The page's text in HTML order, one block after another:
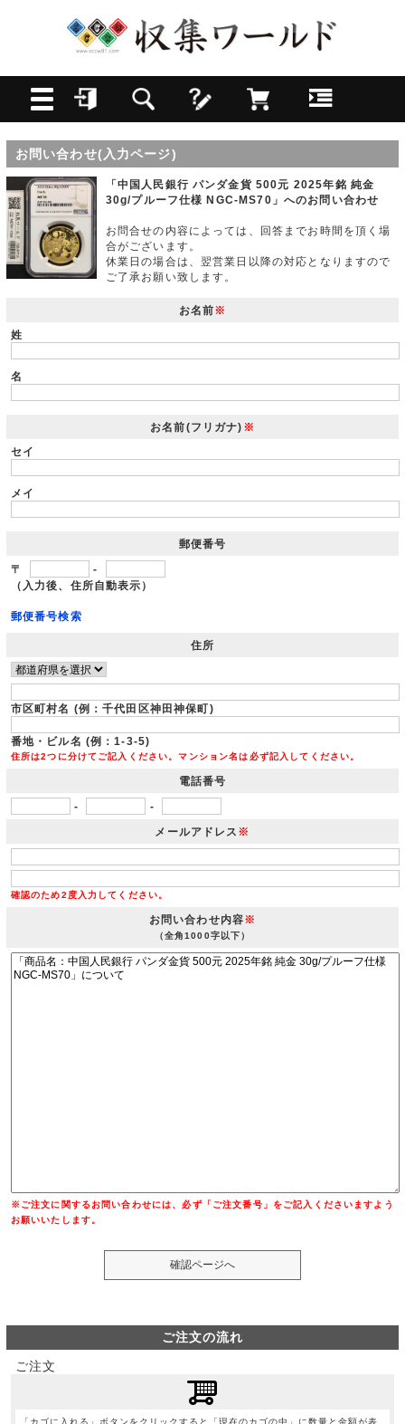
お問い合わせ(入力ページ)
「中国人民銀行 パンダ金貨 500元 2025年銘 純金
30g/プルーフ仕様 NGC-MS70」へのお問い合わせ
お問合せの内容によっては、回答までお時間を頂く場
合がございます。
休業日の場合は、翌営業日以降の対応となりますので
ご了承お願い致します。
お名前※
姓
名
お名前(フリガナ) ※
セイ
メイ
郵便番号
〒
-
（入力後、住所自動表示）
郵便番号検索
住所
市区町村名 (例：千代田区神田神保町)
番地・ビル名 (例：1-3-5)
住所は2つに分けてご記入ください。マンション名は必ず記入してください。
電話番号
- -
メールアドレス ※
確認のため2度入力してください。
お問い合わせ内容※
（全角1000字以下）
※ご注文に関するお問い合わせには、必ず「ご注文番号」をご記入くださいますよう
お願いいたします。
ご注文の流れ
ご注文